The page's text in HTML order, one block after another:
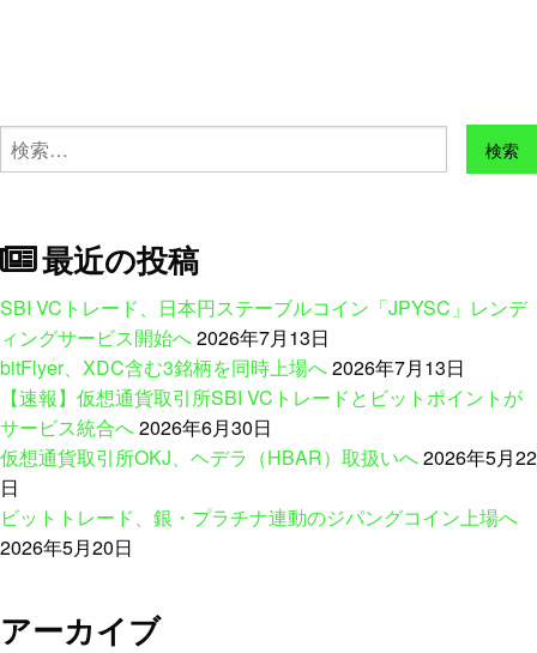
検
索:
最近の投稿
SBI VCトレード、日本円ステーブルコイン「JPYSC」レンデ
ィングサービス開始へ2026年7月13日
bitFlyer、XDC含む3銘柄を同時上場へ2026年7月13日
【速報】仮想通貨取引所SBI VCトレードとビットポイントが
サービス統合へ2026年6月30日
仮想通貨取引所OKJ、ヘデラ（HBAR）取扱いへ2026年5月22
日
ビットトレード、銀・プラチナ連動のジパングコイン上場へ
2026年5月20日
アーカイブ